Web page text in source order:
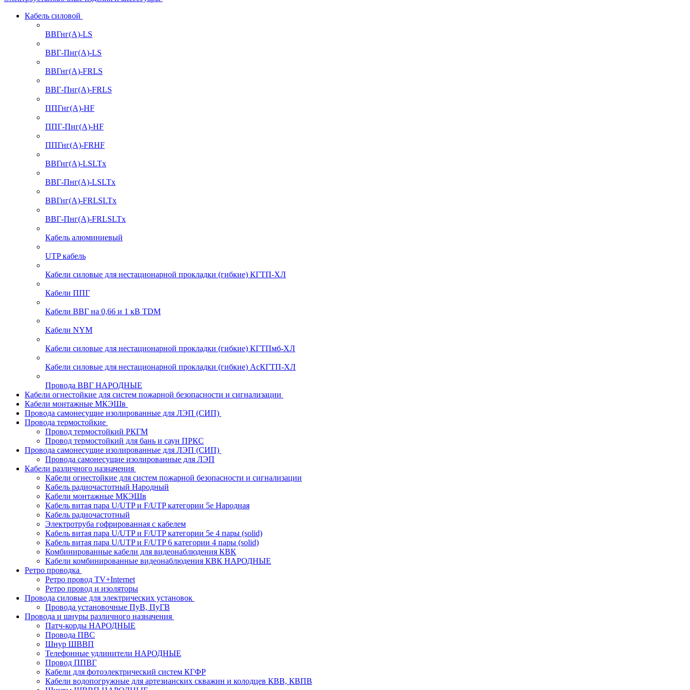
Кабель силовой
ВВГнг(А)-LS
ВВГ-Пнг(А)-LS
ВВГнг(А)-FRLS
ВВГ-Пнг(А)-FRLS
ППГнг(А)-HF
ППГ-Пнг(А)-HF
ППГнг(А)-FRHF
ВВГнг(А)-LSLTx
ВВГ-Пнг(А)-LSLTx
ВВГнг(А)-FRLSLTx
ВВГ-Пнг(А)-FRLSLTx
Кабель алюминиевый
UTP кабель
Кабели силовые для нестационарной прокладки (гибкие) КГТП-ХЛ
Кабели ППГ
Кабели ВВГ на 0,66 и 1 кВ TDM
Кабели NYM
Кабели силовые для нестационарной прокладки (гибкие) КГТПмб-ХЛ
Кабели силовые для нестационарной прокладки (гибкие) АсКГТП-ХЛ
Провода ВВГ НАРОДНЫЕ
Кабели огнестойкие для систем пожарной безопасности и сигнализации
Кабели монтажные МКЭШв
Провода самонесущие изолированные для ЛЭП (СИП)
Провода термостойкие
Провод термостойкий РКГМ
Провод термостойкий для бань и саун ПРКС
Провода самонесущие изолированные для ЛЭП (СИП)
Провода самонесущие изолированные для ЛЭП
Кабели различного назначения
Кабели огнестойкие для систем пожарной безопасности и сигнализации
Кабель радиочастотный Народный
Кабели монтажные МКЭШв
Кабель витая пара U/UTP и F/UTP категории 5е Народная
Кабель радиочастотный
Электротруба гофрированная с кабелем
Кабель витая пара U/UTP и F/UTP категории 5e 4 пары (solid)
Кабель витая пара U/UTP и F/UTP 6 категории 4 пары (solid)
Комбинированные кабели для видеонаблюдения КВК
Кабели комбинированные видеонаблюдения КВК НАРОДНЫЕ
Ретро проводка
Ретро провод TV+Internet
Ретро провод и изоляторы
Провода силовые для электрических установок
Провода установочные ПуВ, ПуГВ
Провода и шнуры различного назначения
Патч-корды НАРОДНЫЕ
Провода ПВС
Шнур ШВВП
Телефонные удлинители НАРОДНЫЕ
Провод ППВГ
Кабели для фотоэлектрический систем КГФР
Кабели водопогружные для артезианских скважин и колодцев КВВ, КВПВ